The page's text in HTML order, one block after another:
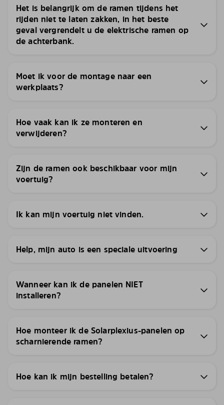
Het is belangrijk om de ramen tijdens het
rijden niet te laten zakken, in het beste
geval vergrendelt u de elektrische ramen op
de achterbank.
Moet ik voor de montage naar een
werkplaats?
Hoe vaak kan ik ze monteren en
verwijderen?
Zijn de ramen ook beschikbaar voor mijn
voertuig?
Ik kan mijn voertuig niet vinden.
Help, mijn auto is een speciale uitvoering
Wanneer kan ik de panelen NIET
installeren?
Hoe monteer ik de Solarplexius-panelen op
scharnierende ramen?
Hoe kan ik mijn bestelling betalen?